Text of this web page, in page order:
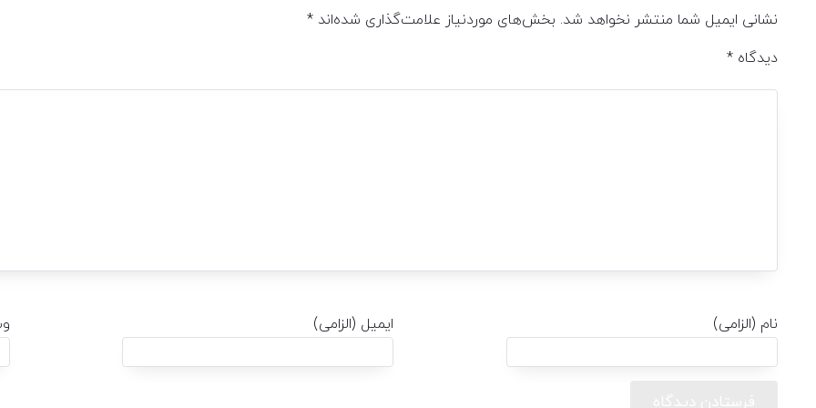
نشانی ایمیل شما منتشر نخواهد شد. بخش‌های موردنیاز علامت‌گذاری شده‌اند *
دیدگاه *
نام (الزامی) ایمیل (الزامی)